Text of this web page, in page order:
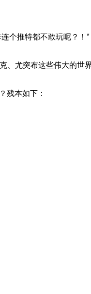
个推特都不敢玩呢？！
、尤突布这些伟大的世
残本如下：